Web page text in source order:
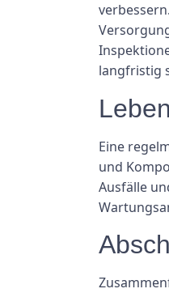
langfristig
Eine
und
Ausfälle